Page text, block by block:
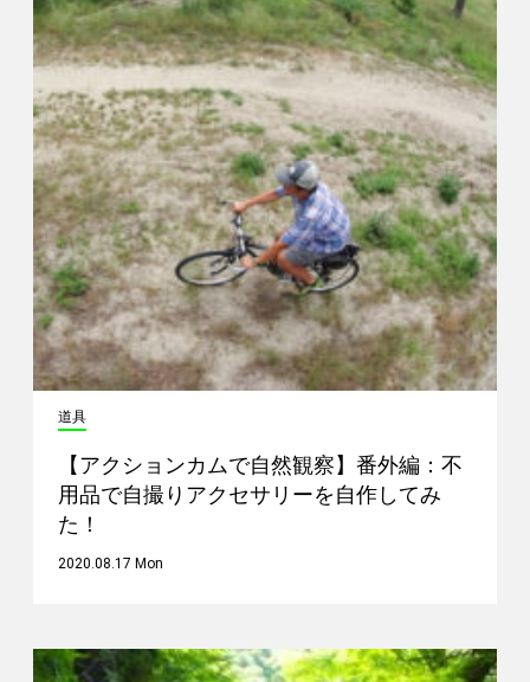
道具
【アクションカムで自然観察】番外編：不
用品で自撮りアクセサリーを自作してみ
た！
2020.08.17 Mon